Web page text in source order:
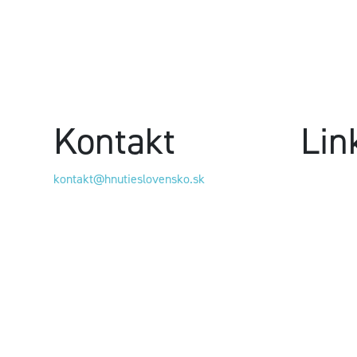
Kontakt
kontakt@hnutieslovensko.sk